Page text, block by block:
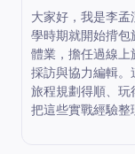
大家好，我是李
學時期就開始揹
體業，擔任過線上
採訪與協力編輯。
旅程規劃得順、玩
把這些實戰經驗